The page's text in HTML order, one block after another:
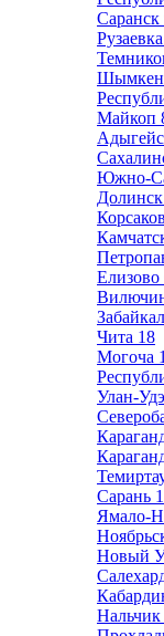
Саранск
Рузаевка
Майкоп
Южно-
Долинск
Корсаков
Елизово
Чита 18
Могоча 1
Улан-Удэ
Сарань 1
Ямало-
Новый
Нальчик